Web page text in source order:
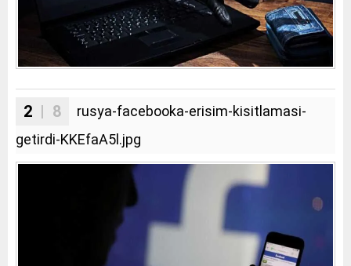
2 | 8
rusya-facebooka-erisim-kisitlamasi-
getirdi-KKEfaA5l.jpg